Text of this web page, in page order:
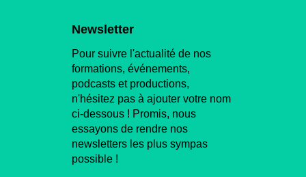
Newsletter
Pour suivre l'actualité de nos
formations, événements,
podcasts et productions,
n'hésitez pas à ajouter votre nom
ci-dessous ! Promis, nous
essayons de rendre nos
newsletters les plus sympas
possible !